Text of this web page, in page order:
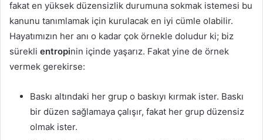
fakat en yüksek düzensizlik durumuna sokmak istemesi bu
kanunu tanımlamak için kurulacak en iyi cümle olabilir.
Hayatımızın her anı o kadar çok örnekle doludur ki; biz
sürekli entropinin içinde yaşarız. Fakat yine de örnek
vermek gerekirse:
Baskı altındaki her grup o baskıyı kırmak ister. Baskı
bir düzen sağlamaya çalışır, fakat her grup düzensiz
olmak ister.